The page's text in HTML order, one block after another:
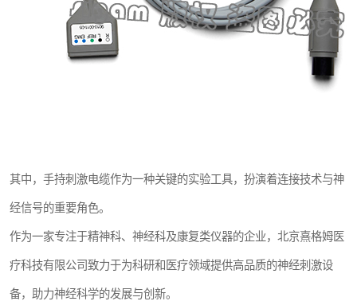
其中，手持刺激电缆作为一种关键的实验工具，扮演着连接技术与神
经信号的重要角色。
作为一家专注于精神科、神经科及康复类仪器的企业，北京熹格姆医
疗科技有限公司致力于为科研和医疗领域提供高品质的神经刺激设
备，助力神经科学的发展与创新。